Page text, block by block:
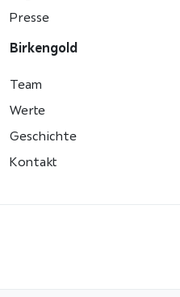
Presse
Birkengold
Team
Werte
Geschichte
Kontakt